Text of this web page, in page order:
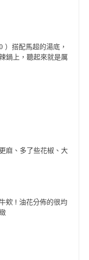
）搭配馬超的湯底，
鍋上，聽起來就是厲
麻、多了些花椒、大
欸 ! 油花分佈的很均